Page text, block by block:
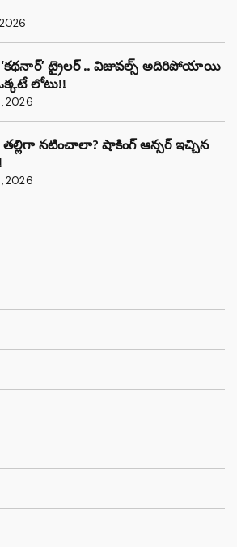
‘కథనార్’ ట్రైలర్ .. విజువల్స్ అదిరిపోయాయి
లోటు!!
2026
తల్లిగా నటించాలా? షాకింగ్ ఆన్సర్ ఇచ్చిన
2026